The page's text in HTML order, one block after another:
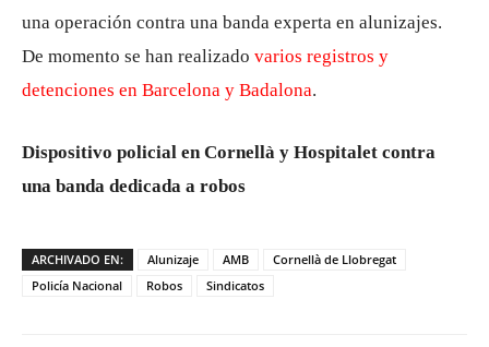
una operación contra una banda experta en alunizajes.
De momento se han realizado varios registros y
detenciones en Barcelona y Badalona.
Dispositivo policial en Cornellà y Hospitalet contra
una banda dedicada a robos
ARCHIVADO EN: Alunizaje AMB
Cornellà de Llobregat
Policía Nacional
Robos Sindicatos